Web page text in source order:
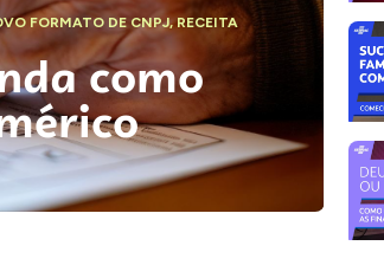
FORMATO DE CNPJ,RECEITA
como